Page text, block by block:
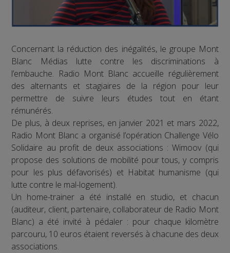
Concernant la réduction des inégalités, le groupe Mont
Blanc Médias lutte contre les discriminations à
l’embauche. Radio Mont Blanc accueille régulièrement
des alternants et stagiaires de la région pour leur
permettre de suivre leurs études tout en étant
rémunérés.
De plus, à deux reprises, en janvier 2021 et mars 2022,
Radio Mont Blanc a organisé l’opération Challenge Vélo
Solidaire au profit de deux associations : Wimoov (qui
propose des solutions de mobilité pour tous, y compris
pour les plus défavorisés) et Habitat humanisme (qui
lutte contre le mal-logement).
Un home-trainer a été installé en studio, et chacun
(auditeur, client, partenaire, collaborateur de Radio Mont
Blanc) a été invité à pédaler : pour chaque kilomètre
parcouru, 10 euros étaient reversés à chacune des deux
associations.